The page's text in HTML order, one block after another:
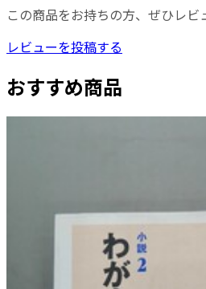
この商品をお持ちの方、ぜひレビ
レビューを投稿する
おすすめ商品